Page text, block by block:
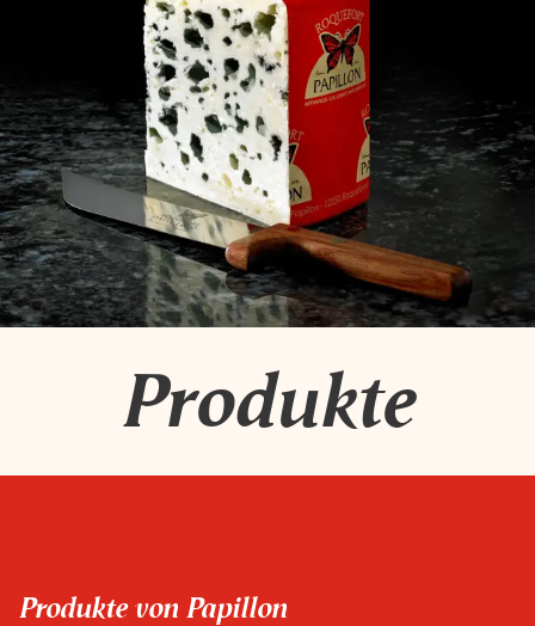
Produkte
Produkte von Papillon